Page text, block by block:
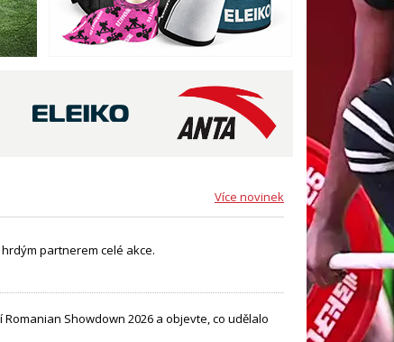
Více novinek
partnerem celé akce.
Showdown 2026 a objevte, co udělalo